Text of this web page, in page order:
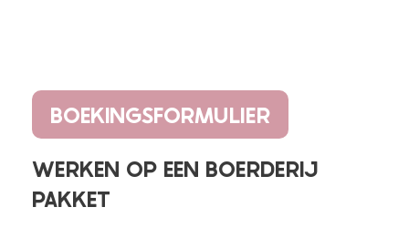
BOEKINGSFORMULIER
WERKEN OP EEN BOERDERIJ
PAKKET